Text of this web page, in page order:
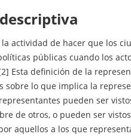
actividad de hacer que los
públicas cuando los
Esta definición de la
sobre lo que implica la
pueden ser
de otros, o pueden ser
aquellos a los que